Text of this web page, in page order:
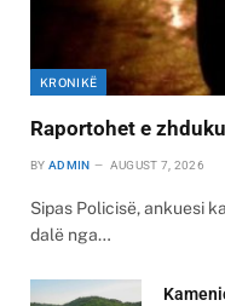
KRONIKË
Raportohet e
BY ADMIN AUGUST 7, 2026
Sipas Policisë, ankuesi
dalë nga…